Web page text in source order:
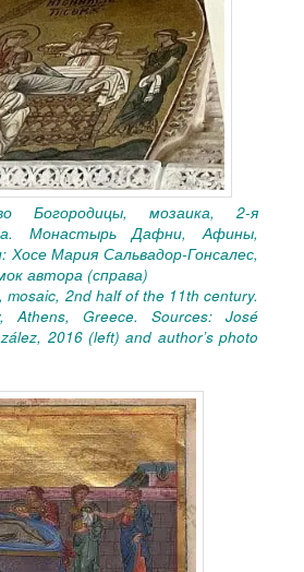
Богородицы, мозаика, 2-я
Монастырь Дафни, Афины,
Хосе Мария Сальвадор-Гонсалес,
автора (справа)
mosaic, 2nd half of the 11th century.
Athens, Greece. Sources: José
2016 (left) and author’s photo